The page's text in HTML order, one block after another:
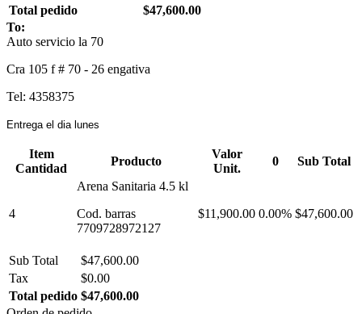
Total pedido
$47,600.00
To:
Auto servicio la 70
Cra 105 f # 70 - 26 engativa
Tel: 4358375
Entrega el dia lunes
Item
Cantidad
Producto
Valor
Unit.
0 Sub Total
4
Arena Sanitaria 4.5 kl
Cod. barras
7709728972127
$11,900.00 0.00% $47,600.00
Sub Total
$47,600.00
Tax
$0.00
Total pedido $47,600.00